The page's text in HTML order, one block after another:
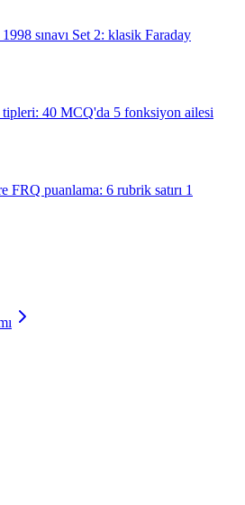
sınavı Set 2: klasik Faraday
tipleri: 40 MCQ'da 5 fonksiyon ailesi
FRQ puanlama: 6 rubrik satırı 1